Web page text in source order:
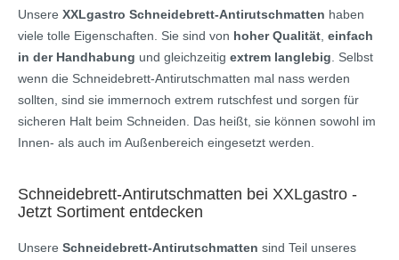
Unsere XXLgastro Schneidebrett-Antirutschmatten haben
viele tolle Eigenschaften. Sie sind von hoher Qualität einfach
in der Handhabung und gleichzeitig extrem langlebig . Selbst
wenn die Schneidebrett-Antirutschmatten mal nass werden
sollten, sind sie immernoch extrem rutschfest und sorgen für
sicheren Halt beim Schneiden. Das heißt, sie können sowohl im
Innen- als auch im Außenbereich eingesetzt werden.
Schneidebrett-Antirutschmatten bei XXLgastro -
Jetzt Sortiment entdecken
Unsere Schneidebrett-Antirutschmatten sind Teil unseres